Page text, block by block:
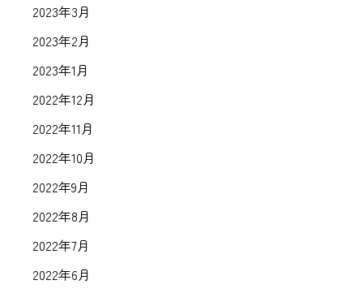
2023年3月
2023年2月
2023年1月
2022年12月
2022年11月
2022年10月
2022年9月
2022年8月
2022年7月
2022年6月